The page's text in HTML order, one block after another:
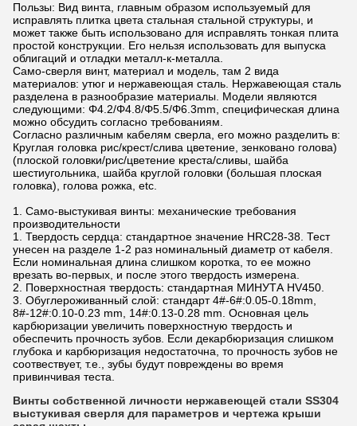
Пользы: Вид винта, главным образом используемый для
исправлять плитка цвета стальная стальной структуры, и
может также быть использовано для исправлять тонкая плита
простой конструкции. Его нельзя использовать для выпуска
облигаций и отладки металл-к-металла.
Само-сверля винт, материал и модель, там 2 вида
материалов: утюг и нержавеющая сталь. Нержавеющая сталь
разделена в разнообразие материалы. Модели являются
следующими: Φ4.2/Φ4.8/Φ5.5/Φ6.3mm, специфическая длина
можно обсудить согласно требованиям.
Согласно различным кабелям сверла, его можно разделить в:
Круглая головка рис/крест/слива цветение, зенковано голова)
(плоской головки/рис/цветение креста/сливы, шайба
шестиугольника, шайба круглой головки (большая плоская
головка), голова рожка, etc.
1. Само-выстукивая винты: механические требования
производительности
1. Твердость сердца: стандартное значение HRC28-38. Тест
унесен на разделе 1-2 раз номинальный диаметр от кабеля.
Если номинальная длина слишком коротка, то ее можно
врезать во-первых, и после этого твердость измерена.
2. Поверхностная твердость: стандартная МИНУТА HV450.
3. Обуглероживанный слой: стандарт 4#-6#:0.05-0.18mm,
8#-12#:0.10-0.23 mm, 14#:0.13-0.28 mm. Основная цель
карбюризации увеличить поверхностную твердость и
обеспечить прочность зубов. Если декарбюризация слишком
глубока и карбюризация недостаточна, то прочность зубов не
соотвествует, т.е., зубы будут повреждены во время
привинчивая теста.
Винты собственной личности нержавеющей стали SS304
выстукивая сверля для параметров и чертежа крыши